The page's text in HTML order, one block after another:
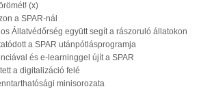
(x)
a SPAR-nál
Állatvédőrség együtt segít a rászoruló állatokon
a SPAR utánpótlásprogramja
és e-learninggel újít a SPAR
a digitalizáció felé
minisorozata